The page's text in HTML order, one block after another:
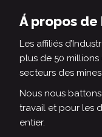
Á propos
Les affiliés
plus de 50 millions
secteurs des
Nous nous
travail et pour les
entier.